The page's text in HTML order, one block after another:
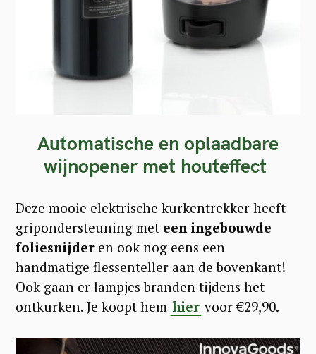
Automatische en oplaadbare
wijnopener met houteffect
Deze mooie elektrische kurkentrekker heeft
gripondersteuning met een ingebouwde
foliesnijder en ook nog eens een
handmatige flessenteller aan de bovenkant!
Ook gaan er lampjes branden tijdens het
ontkurken. Je koopt hem hier voor €29,90.